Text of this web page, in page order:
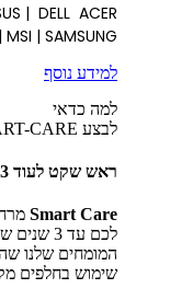
| DELL ACER
MSI | SAMSUNG
למידע נוסף
למה כדאי
לבצע SMART-CARE דווקא ב- IT-SMART:
ראש שקט לעוד 3 שנים
Smart Care
לכם עד
המומחים שלנו
שימוש בחלפים